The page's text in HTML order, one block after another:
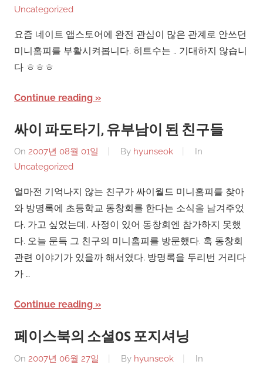
Uncategorized
요즘 네이트 앱스토어에 완전 관심이 많은 관계로 안쓰던
미니홈피를 부활시켜봅니다. 히트수는 .. 기대하지 않습니
다 ㅎㅎㅎ
Continue reading
싸이 파도타기, 유부남이 된 친구들
On 2007년 08월 01일 By hyunseok
In
Uncategorized
얼마전 기억나지 않는 친구가 싸이월드 미니홈피를 찾아
와 방명록에 초등학교 동창회를 한다는 소식을 남겨주었
다. 가고 싶었는데, 사정이 있어 동창회엔 참가하지 못했
다. 오늘 문득 그 친구의 미니홈피를 방문했다. 혹 동창회
관련 이야기가 있을까 해서였다. 방명록을 두리번 거리다
가 …
Continue reading
페이스북의 소셜OS 포지셔닝
On 2007년 06월 27일 By hyunseok In